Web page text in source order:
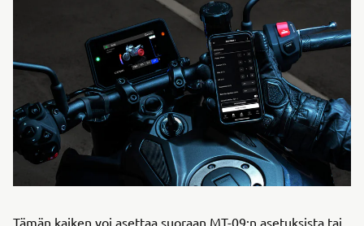
Tämän kaiken voi asettaa suoraan MT-09:n asetuksista tai